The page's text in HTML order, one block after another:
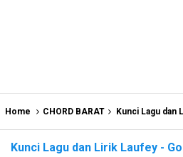
Home CHORD BARAT Kunci Lagu dan
Kunci Lagu dan Lirik Laufey -